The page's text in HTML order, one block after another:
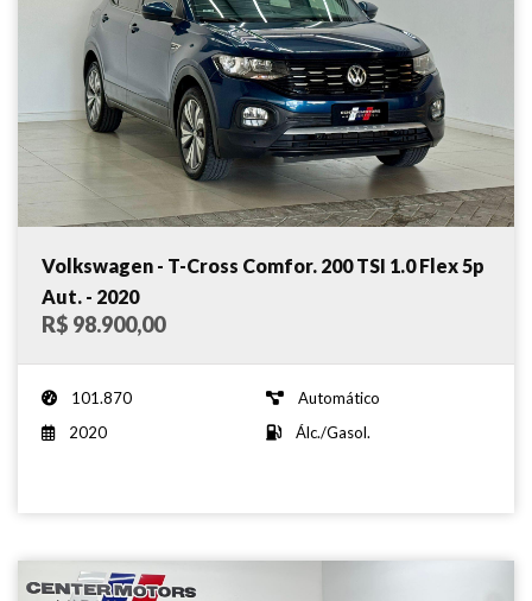
Volkswagen - T-Cross Comfor. 200 TSI 1.0 Flex 5p
Aut. - 2020
R$ 98.900,00
101.870
Automático
2020
Álc./Gasol.